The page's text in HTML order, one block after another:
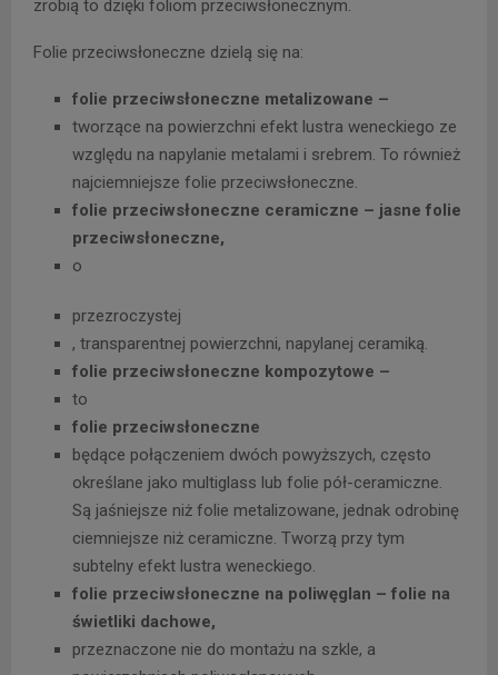
zrobią to dzięki foliom przeciwsłonecznym.
Folie przeciwsłoneczne dzielą się na:
folie przeciwsłoneczne metalizowane –
tworzące na powierzchni efekt lustra weneckiego ze
względu na napylanie metalami i srebrem. To również
najciemniejsze folie przeciwsłoneczne.
folie przeciwsłoneczne ceramiczne – jasne folie
przeciwsłoneczne,
o
przezroczystej
, transparentnej powierzchni, napylanej ceramiką.
folie przeciwsłoneczne kompozytowe –
to
folie przeciwsłoneczne
będące połączeniem dwóch powyższych, często
określane jako multiglass lub folie pół-ceramiczne.
Są jaśniejsze niż folie metalizowane, jednak odrobinę
ciemniejsze niż ceramiczne. Tworzą przy tym
subtelny efekt lustra weneckiego.
folie przeciwsłoneczne na poliwęglan – folie na
świetliki dachowe,
przeznaczone nie do montażu na szkle, a